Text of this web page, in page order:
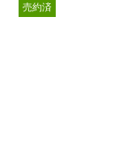
売約済